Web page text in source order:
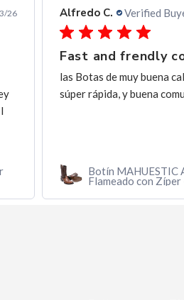
26 Alfredo C. Verified
las Botas de muy buena
súper rápida, y buena
Botín MAHUESTIC
Flameado con Zíper